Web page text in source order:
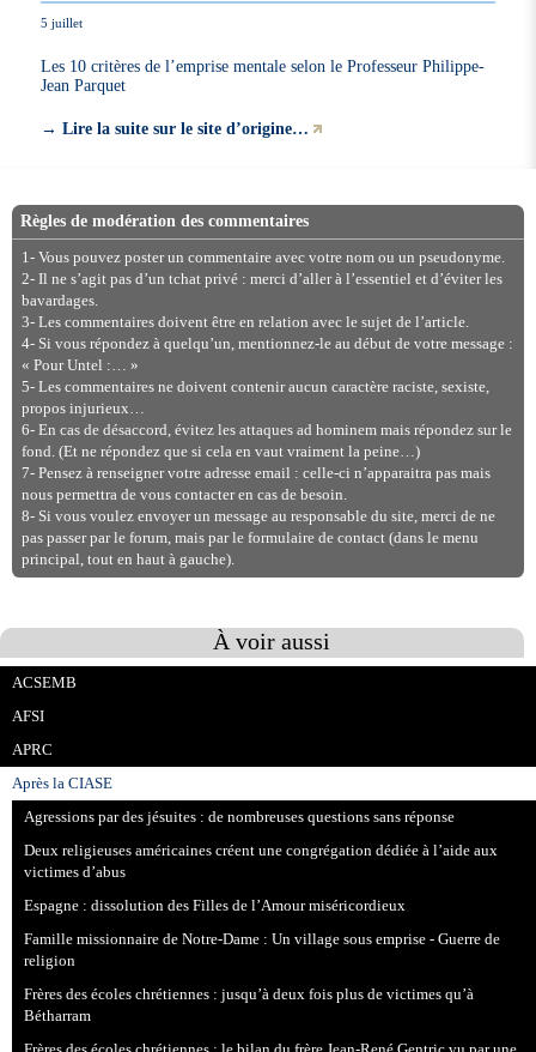
5 juillet
Les 10 critères de l’emprise mentale selon le Professeur Philippe-
Jean Parquet
→Lire la suite sur le site d’origine…
Règles de modération des commentaires
1- Vous pouvez poster un commentaire avec votre nom ou un pseudonyme.
2- Il ne s’agit pas d’un tchat privé : merci d’aller à l’essentiel et d’éviter les
bavardages.
3- Les commentaires doivent être en relation avec le sujet de l’article.
4- Si vous répondez à quelqu’un, mentionnez-le au début de votre message :
« Pour Untel :… »
5- Les commentaires ne doivent contenir aucun caractère raciste, sexiste,
propos injurieux…
6- En cas de désaccord, évitez les attaques ad hominem mais répondez sur le
fond. (Et ne répondez que si cela en vaut vraiment la peine…)
7- Pensez à renseigner votre adresse email : celle-ci n’apparaitra pas mais
nous permettra de vous contacter en cas de besoin.
8- Si vous voulez envoyer un message au responsable du site, merci de ne
pas passer par le forum, mais par le formulaire de contact (dans le menu
principal, tout en haut à gauche).
À voir aussi
ACSEMB
AFSI
APRC
Après la CIASE
Agressions par des jésuites : de nombreuses questions sans réponse
Deux religieuses américaines créent une congrégation dédiée à l’aide aux
victimes d’abus
Espagne : dissolution des Filles de l’Amour miséricordieux
Famille missionnaire de Notre-Dame : Un village sous emprise - Guerre de
religion
Frères des écoles chrétiennes : jusqu’à deux fois plus de victimes qu’à
Bétharram